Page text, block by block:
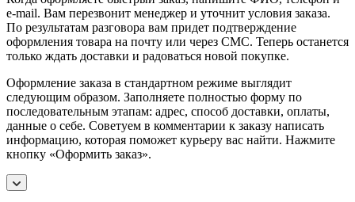
e-mail. Вам перезвонит менеджер и уточнит условия заказа.
По результатам разговора вам придет подтверждение
оформления товара на почту или через СМС. Теперь останется
только ждать доставки и радоваться новой покупке.
Оформление заказа в стандартном режиме выглядит
следующим образом. Заполняете полностью форму по
последовательным этапам: адрес, способ доставки, оплаты,
данные о себе. Советуем в комментарии к заказу написать
информацию, которая поможет курьеру вас найти. Нажмите
кнопку «Оформить заказ».